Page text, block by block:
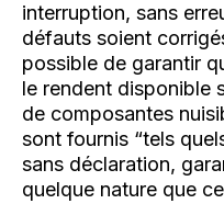
interruption, sans
défauts soient
possible de garantir
le rendent disponible
de composantes
sont fournis “tels
sans déclaration,
quelque nature que